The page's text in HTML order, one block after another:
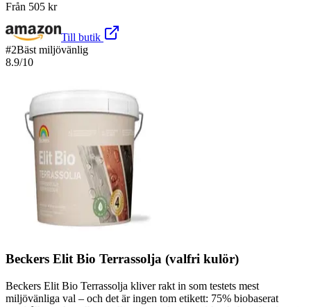
Från 505 kr
Till butik
#2Bäst miljövänlig
8.9/10
Beckers Elit Bio Terrassolja (valfri kulör)
Beckers Elit Bio Terrassolja kliver rakt in som testets mest
miljövänliga val – och det är ingen tom etikett: 75% biobaserat